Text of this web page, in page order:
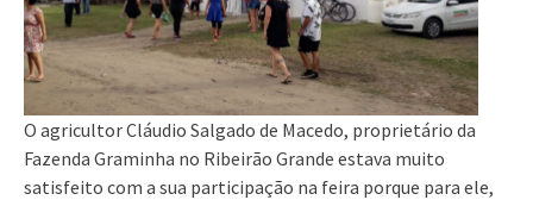
O agricultor Cláudio Salgado de Macedo, proprietário da
Fazenda Graminha no Ribeirão Grande estava muito
satisfeito com a sua participação na feira porque para ele,